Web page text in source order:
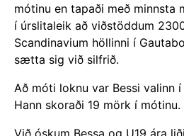
mótinu en tapaði með minnsta
í úrslitaleik að viðstöddum
Scandinavium höllinni í
sætta sig við silfrið.
Að móti loknu var Bessi valinn
Hann skoraði 19 mörk í mótinu.